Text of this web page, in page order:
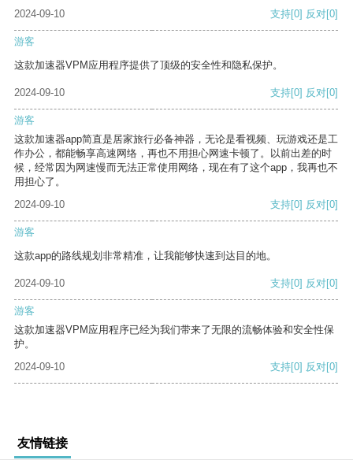
2024-09-10
支持[0] 反对[0]
游客
这款加速器VPM应用程序提供了顶级的安全性和隐私保护。
2024-09-10 支持[0] 反对[0]
游客
这款加速器app简直是居家旅行必备神器，无论是看视频、玩游戏还是工
作办公，都能畅享高速网络，再也不用担心网速卡顿了。以前出差的时
候，经常因为网速慢而无法正常使用网络，现在有了这个app，我再也不
用担心了。
2024-09-10
支持[0] 反对[0]
游客
这款app的路线规划非常精准，让我能够快速到达目的地。
2024-09-10 支持[0] 反对[0]
游客
这款加速器VPM应用程序已经为我们带来了无限的流畅体验和安全性保
护。
2024-09-10
支持[0] 反对[0]
友情链接